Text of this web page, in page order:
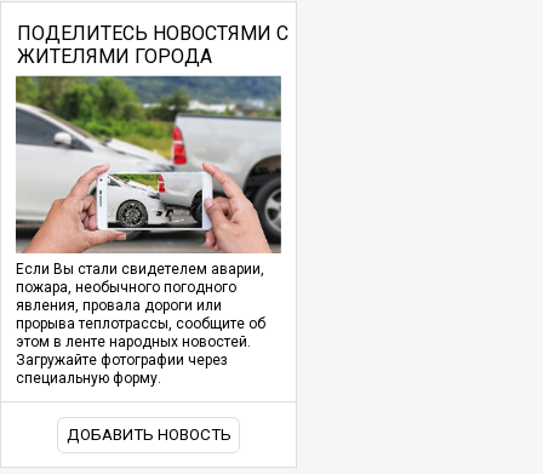
ПОДЕЛИТЕСЬ НОВОСТЯМИ С
ЖИТЕЛЯМИ ГОРОДА
Если Вы стали свидетелем аварии,
пожара, необычного погодного
явления, провала дороги или
прорыва теплотрассы, сообщите об
этом в ленте народных новостей.
Загружайте фотографии через
специальную форму.
ДОБАВИТЬ НОВОСТЬ